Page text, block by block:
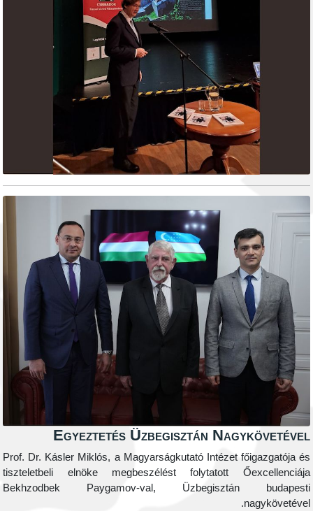
Egyeztetés Üzbegisztán
Prof. Dr. Kásler Miklós, a Magyarságkutató Intézet
tiszteletbeli elnöke megbeszélést folytatott
Bekhzodbek Paygamov-val, Üzbegisztán